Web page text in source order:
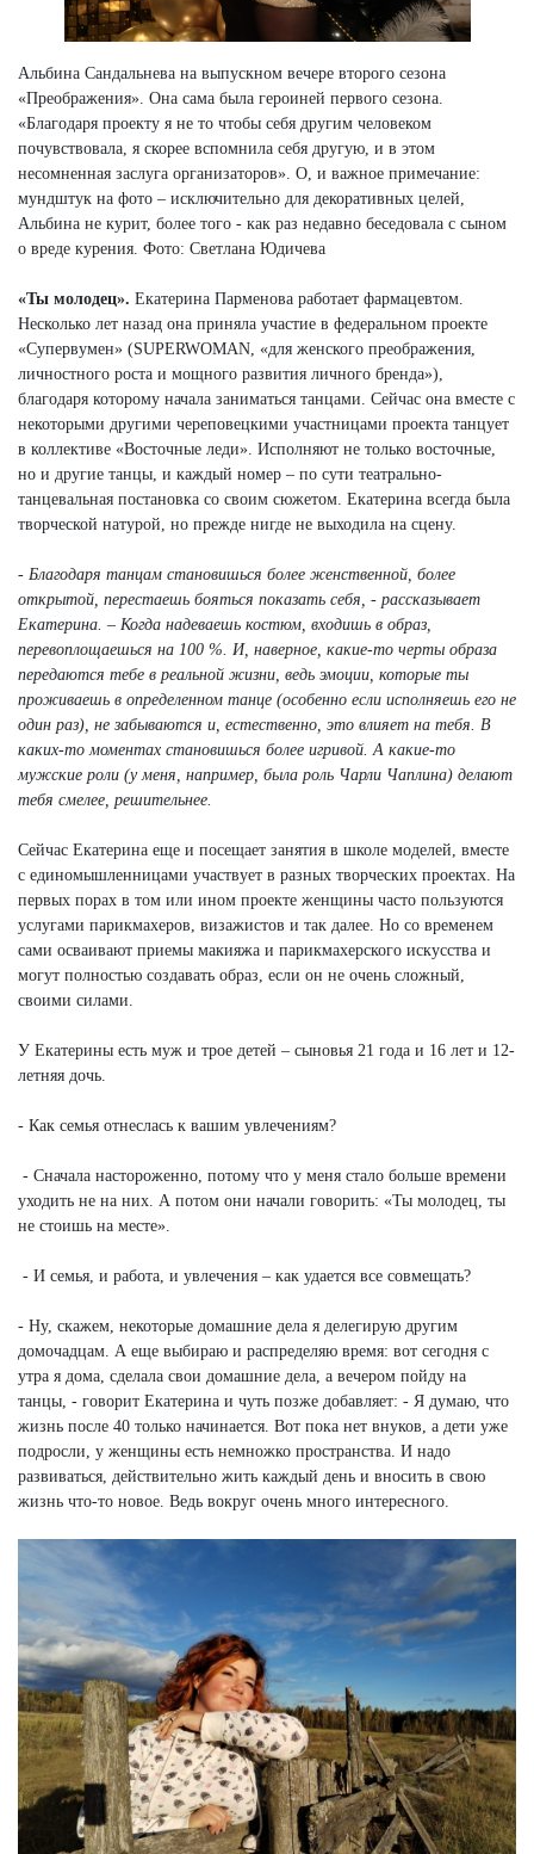
Альбина Сандальнева на выпускном вечере второго сезона
«Преображения». Она сама была героиней первого сезона.
«Благодаря проекту я не то чтобы себя другим человеком
почувствовала, я скорее вспомнила себя другую, и в этом
несомненная заслуга организаторов». О, и важное примечание:
мундштук на фото – исключительно для декоративных целей,
Альбина не курит, более того - как раз недавно беседовала с сыном
о вреде курения. Фото: Светлана Юдичева
«Ты молодец». Екатерина Парменова работает фармацевтом.
Несколько лет назад она приняла участие в федеральном проекте
«Супервумен» (SUPERWOMAN, «для женского преображения,
личностного роста и мощного развития личного бренда»),
благодаря которому начала заниматься танцами. Сейчас она вместе с
некоторыми другими череповецкими участницами проекта танцует
в коллективе «Восточные леди». Исполняют не только восточные,
но и другие танцы, и каждый номер – по сути театрально-
танцевальная постановка со своим сюжетом. Екатерина всегда была
творческой натурой, но прежде нигде не выходила на сцену.
- Благодаря танцам становишься более женственной, более
открытой, перестаешь бояться показать себя, - рассказывает
Екатерина. – Когда надеваешь костюм, входишь в образ,
перевоплощаешься на 100 %. И, наверное, какие-то черты образа
передаются тебе в реальной жизни, ведь эмоции, которые ты
проживаешь в определенном танце (особенно если исполняешь его не
один раз), не забываются и, естественно, это влияет на тебя. В
каких-то моментах становишься более игривой. А какие-то
мужские роли (у меня, например, была роль Чарли Чаплина) делают
тебя смелее, решительнее.
Сейчас Екатерина еще и посещает занятия в школе моделей, вместе
с единомышленницами участвует в разных творческих проектах. На
первых порах в том или ином проекте женщины часто пользуются
услугами парикмахеров, визажистов и так далее. Но со временем
сами осваивают приемы макияжа и парикмахерского искусства и
могут полностью создавать образ, если он не очень сложный,
своими силами.
У Екатерины есть муж и трое детей – сыновья 21 года и 16 лет и 12-
летняя дочь.
- Как семья отнеслась к вашим увлечениям?
- Сначала настороженно, потому что у меня стало больше времени
уходить не на них. А потом они начали говорить: «Ты молодец, ты
не стоишь на месте».
- И семья, и работа, и увлечения – как удается все совмещать?
- Ну, скажем, некоторые домашние дела я делегирую другим
домочадцам. А еще выбираю и распределяю время: вот сегодня с
утра я дома, сделала свои домашние дела, а вечером пойду на
танцы, - говорит Екатерина и чуть позже добавляет: - Я думаю, что
жизнь после 40 только начинается. Вот пока нет внуков, а дети уже
подросли, у женщины есть немножко пространства. И надо
развиваться, действительно жить каждый день и вносить в свою
жизнь что-то новое. Ведь вокруг очень много интересного.